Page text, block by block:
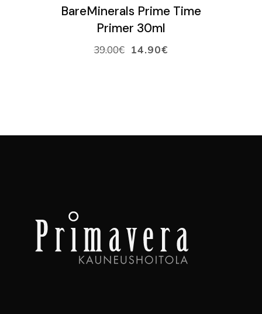
VALITSE SÄVY
BareMinerals Prime Time
Primer 30ml
39.00€ 14.90€